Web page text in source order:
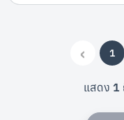
แสดง 1
‹ 1